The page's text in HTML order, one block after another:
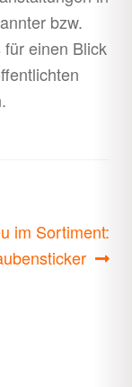
bzw.
einen Blick
im Sortiment: